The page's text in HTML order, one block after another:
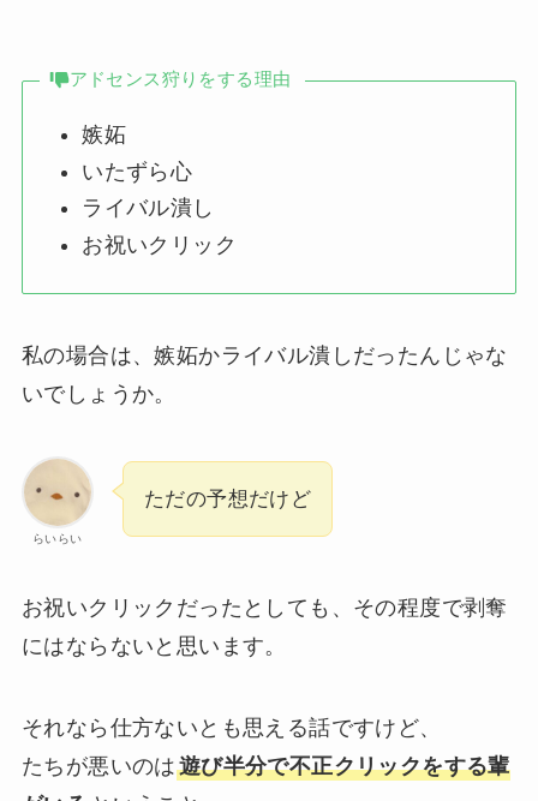
アドセンス狩りをする理由
嫉妬
いたずら心
ライバル潰し
お祝いクリック
私の場合は、嫉妬かライバル潰しだったんじゃな
いでしょうか。
らいらい
ただの予想だけど
お祝いクリックだったとしても、その程度で剥奪
にはならないと思います。
それなら仕方ないとも思える話ですけど、
たちが悪いのは遊び半分で不正クリックをする輩